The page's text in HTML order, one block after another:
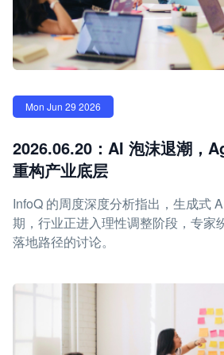
Mon Jun 29 2026
2026.06.20：AI 泡沫退潮，
重构产业底层
InfoQ 的周度深度分析指出，生成式
期，行业正进入理性调整阶段，专家
落地路径的讨论。